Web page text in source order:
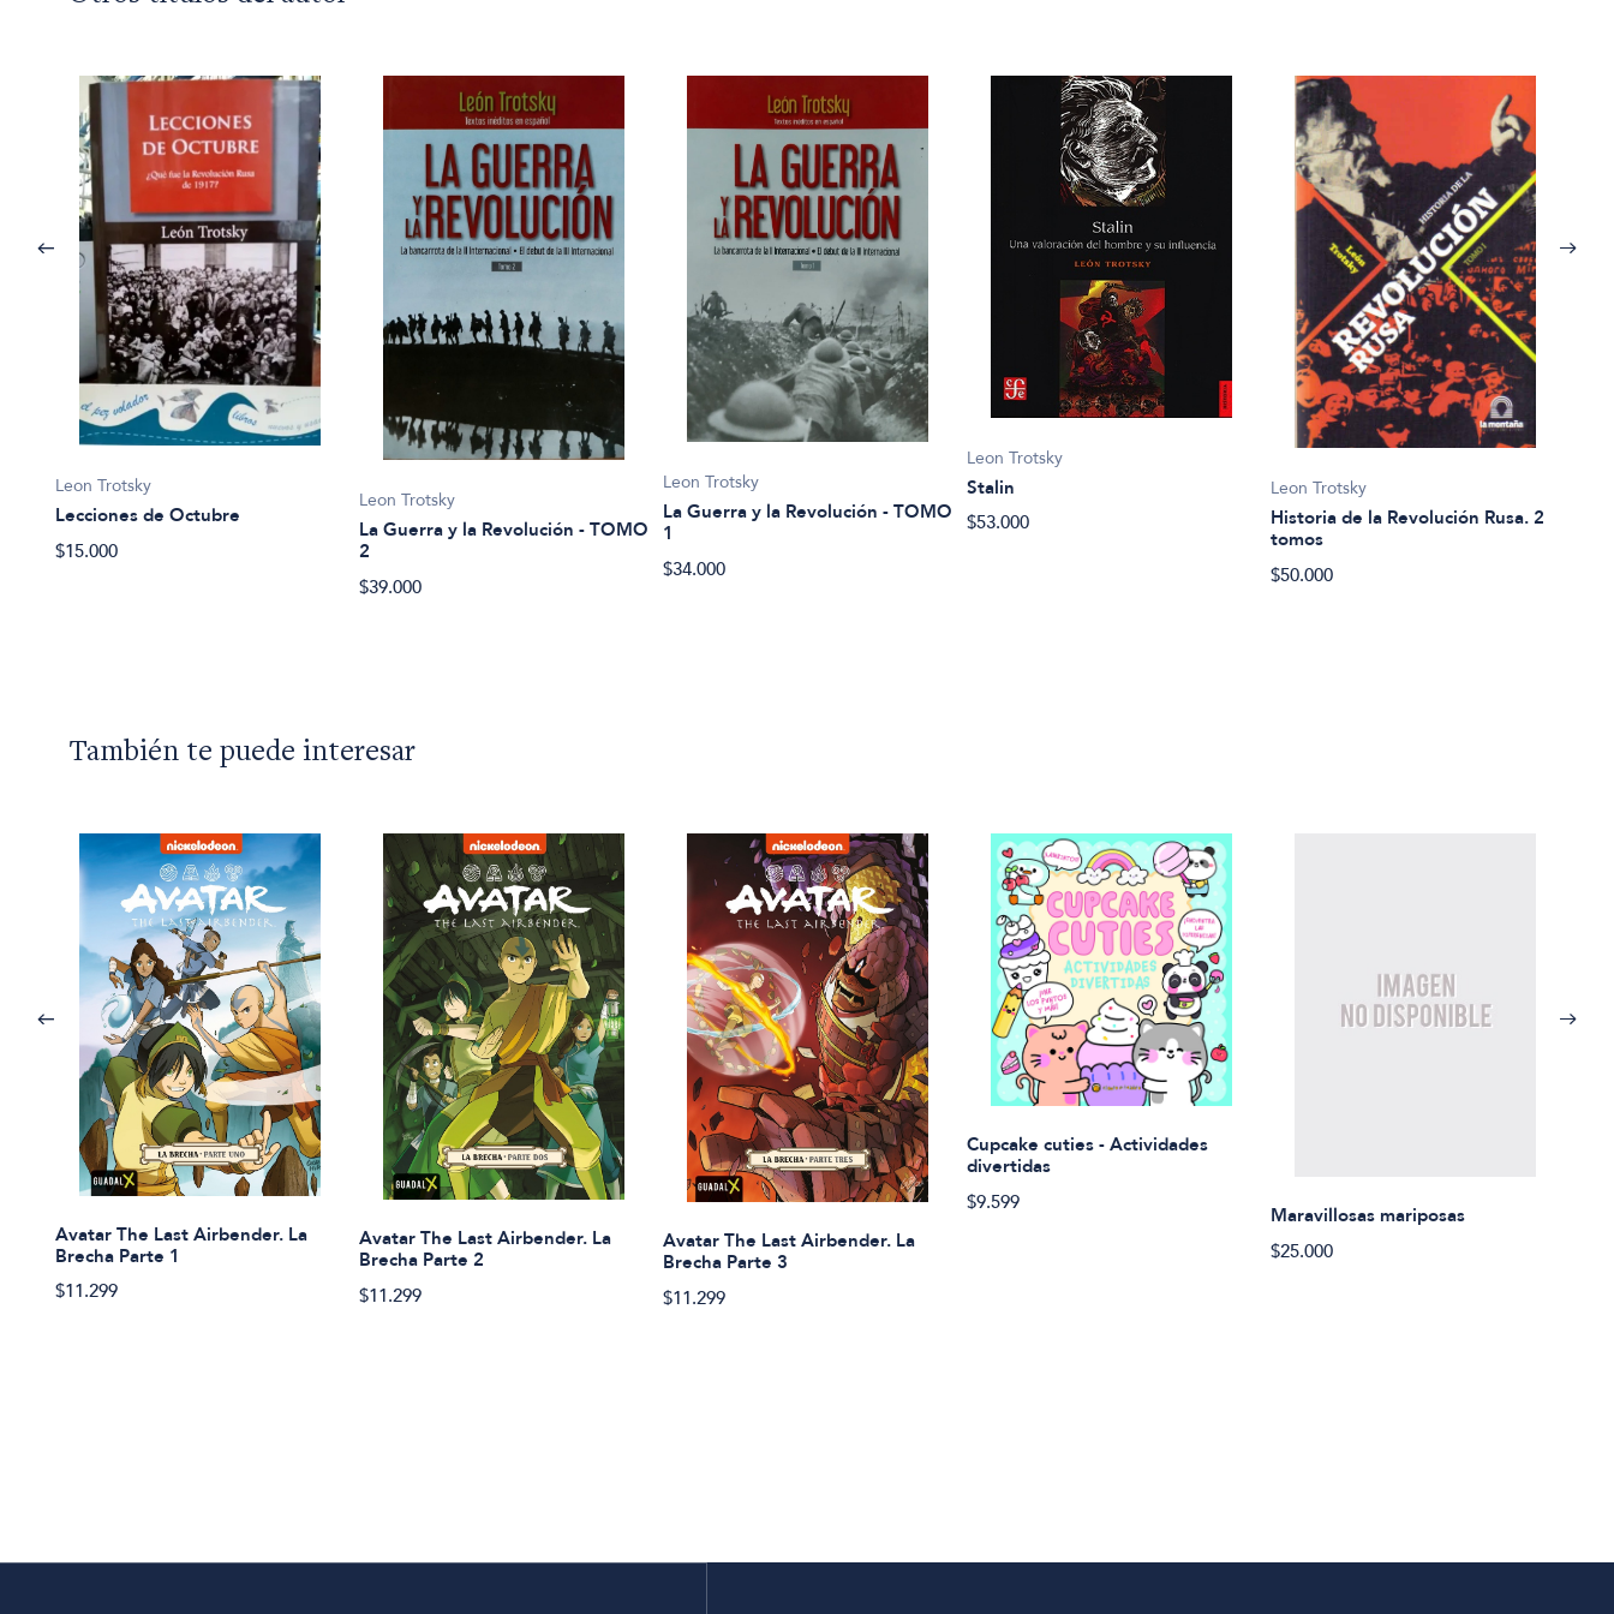
Leon Trotsky
Lecciones de Octubre
$15.000
Leon Trotsky
La Guerra y la Revolución - TOMO
2
$39.000
Leon Trotsky
La Guerra y la Revolución - TOMO
1
$34.000
Leon Trotsky
Stalin
$53.000
Leon Trotsky
Historia de la Revolución Rusa. 2
tomos
$50.000
También te puede interesar
Avatar The Last Airbender. La
Brecha Parte 1
$11.299
Avatar The Last Airbender. La
Brecha Parte 2
$11.299
Avatar The Last Airbender. La
Brecha Parte 3
$11.299
Cupcake cuties - Actividades
divertidas
$9.599
Maravillosas mariposas
$25.000